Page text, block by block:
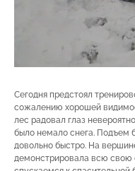
Сегодня предстоял
сожалению хорошей
лес радовал глаз
было немало снега. Подъем
довольно быстро. На
демонстрировала всю